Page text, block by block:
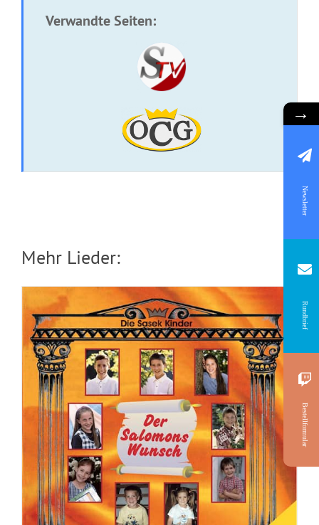
Verwandte Seiten:
Mehr Lieder:
CD: Der Salomons Wunsch
CD: Erziehe mit Vision
→
Newsletter
Rundbrief
Bestellformular